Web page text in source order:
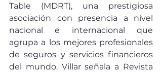
Table (MDRT), una prestigiosa
asociación con presencia a nivel
nacional e internacional que
agrupa a los mejores profesionales
de seguros y servicios financieros
del mundo. Villar señala a Revista